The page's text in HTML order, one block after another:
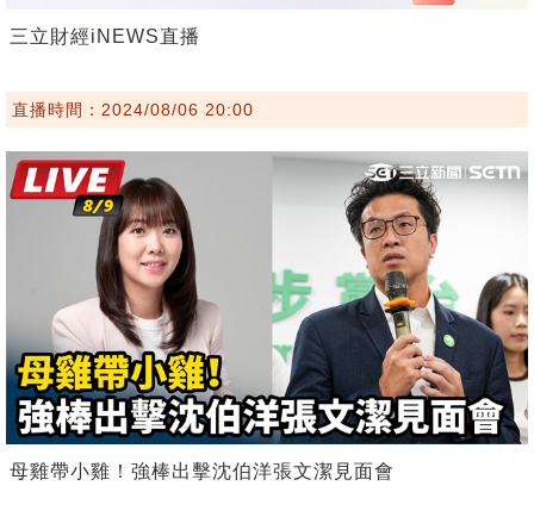
三立財經iNEWS直播
直播時間：2024/08/06 20:00
母雞帶小雞！強棒出擊沈伯洋張文潔見面會